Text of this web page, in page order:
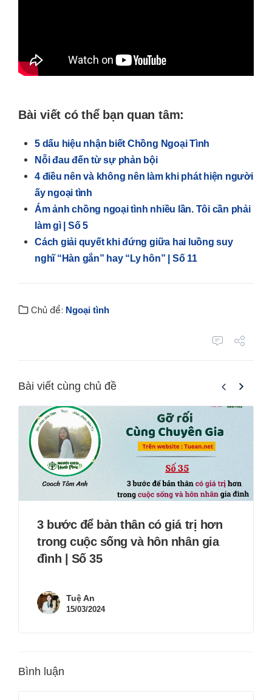
Bài viết có thể bạn quan tâm:
5 dấu hiệu nhận biết Chồng Ngoại Tình
Nỗi đau đến từ sự phản bội
4 điều nên và không nên làm khi phát hiện người
ấy ngoại tình
Ám ảnh chồng ngoại tình nhiều lần. Tôi cần phải
làm gì | Số 5
Cách giải quyết khi đứng giữa hai luồng suy
nghĩ “Hàn gắn” hay “Ly hôn” | Số 11
Chủ đề: Ngoại tình
Bài viết cùng chủ đề
3 bước để bản thân có giá trị hơn
trong cuộc sống và hôn nhân gia
đình | Số 35
Tuệ An
15/03/2024
Bình luận